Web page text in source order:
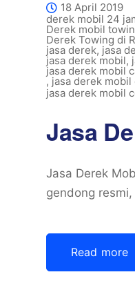
18 April 2019
derek mobil 24
Derek mobil
Derek Towing di
jasa derek, jasa
jasa derek mobil,
jasa derek mobil
, jasa derek mobil
jasa derek mobil
Jasa
Jasa Derek
gendong
Read more